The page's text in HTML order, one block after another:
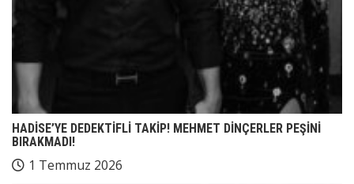
HADİSE’YE DEDEKTİFLİ TAKİP! MEHMET DİNÇERLER PEŞİNİ
BIRAKMADI!
1 Temmuz 2026